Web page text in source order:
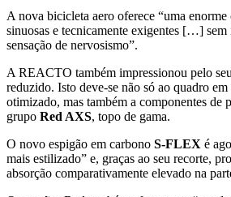
A nova bicicleta aero oferece “uma enorme
sinuosas e tecnicamente exigentes […]
sensação de nervosismo”.
A REACTO também impressionou pelo
reduzido. Isto deve-se não só ao quadro
otimizado, mas também a componentes de
grupo Red AXS, topo de gama.
O novo espigão em carbono S-FLEX é
mais estilizado” e, graças ao seu recorte,
absorção comparativamente elevado na